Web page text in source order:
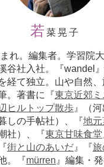
若 菜晃子
れ。編集者。学習院
谷社入社。『wandel
経て独立。山や自然、
。著書に『東京近郊ミ
ヒルトップ散歩 』（
しの手帖社）、『地元
社）、『東京甘味食堂
街と山のあいだ 』『旅
。『mürren 』編集・